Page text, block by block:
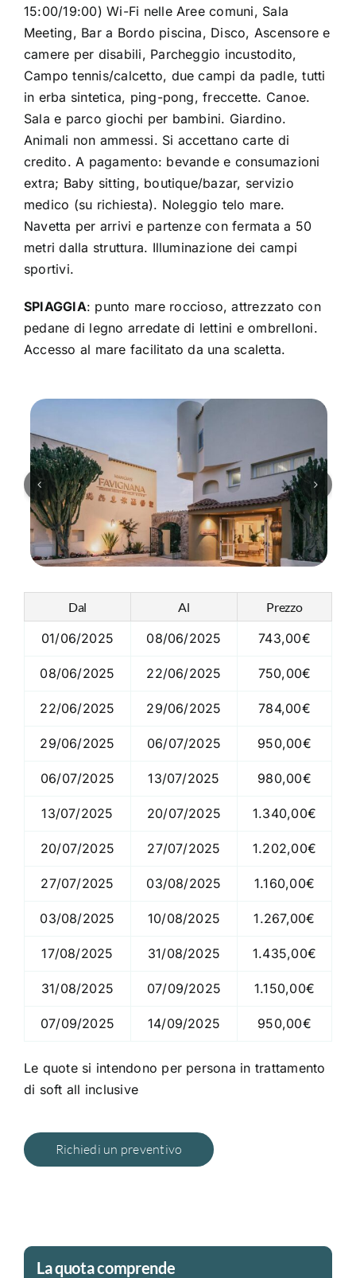
15:00/19:00) Wi-Fi nelle Aree comuni, Sala
Meeting, Bar a Bordo piscina, Disco, Ascensore e
camere per disabili, Parcheggio incustodito,
Campo tennis/calcetto, due campi da padle, tutti
in erba sintetica, ping-pong, freccette. Canoe.
Sala e parco giochi per bambini. Giardino.
Animali non ammessi. Si accettano carte di
credito. A pagamento: bevande e consumazioni
extra; Baby sitting, boutique/bazar, servizio
medico (su richiesta). Noleggio telo mare.
Navetta per arrivi e partenze con fermata a 50
metri dalla struttura. Illuminazione dei campi
sportivi.
SPIAGGIA: punto mare roccioso, attrezzato con
pedane di legno arredate di lettini e ombrelloni.
Accesso al mare facilitato da una scaletta.
Dal Al Prezzo
01/06/2025 08/06/2025 743,00€
08/06/2025 22/06/2025 750,00€
22/06/2025 29/06/2025 784,00€
29/06/2025 06/07/2025 950,00€
06/07/2025 13/07/2025 980,00€
13/07/2025 20/07/2025 1.340,00€
20/07/2025 27/07/2025 1.202,00€
27/07/2025 03/08/2025 1.160,00€
03/08/2025 10/08/2025 1.267,00€
17/08/2025 31/08/2025 1.435,00€
31/08/2025 07/09/2025 1.150,00€
07/09/2025 14/09/2025 950,00€
Le quote si intendono per persona in trattamento
di soft all inclusive
Richiedi un preventivo
La quota comprende